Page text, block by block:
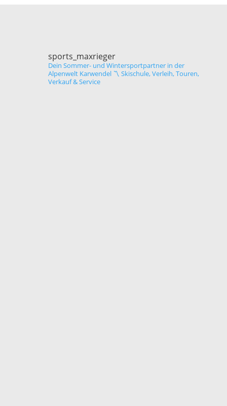
sports_maxrieger
Dein Sommer- und Wintersportpartner in der
Alpenwelt Karwendel〽️ Skischule, Verleih, Touren,
Verkauf & Service